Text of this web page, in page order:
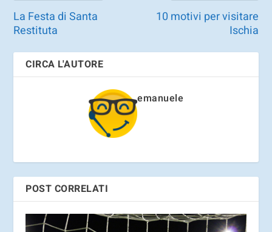
La Festa di Santa
Restituta
10 motivi per visitare
Ischia
CIRCA L'AUTORE
emanuele
POST CORRELATI